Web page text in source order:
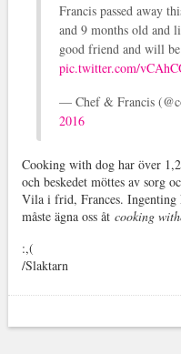
Francis passed away
and 9 months old and
good friend and will be
pic.twitter.com/
— Chef & Francis
2016
Cooking with dog har över
och beskedet möttes av sorg
Vila i frid, Frances.
måste ägna oss åt cooking
:,(
/Slaktarn